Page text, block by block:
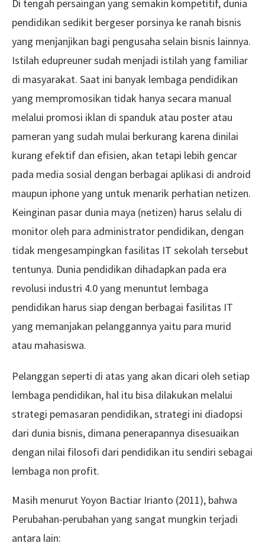
Di tengah persaingan yang semakin kompetitif, dunia
pendidikan sedikit bergeser porsinya ke ranah bisnis
yang menjanjikan bagi pengusaha selain bisnis lainnya.
Istilah edupreuner sudah menjadi istilah yang familiar
di masyarakat. Saat ini banyak lembaga pendidikan
yang mempromosikan tidak hanya secara manual
melalui promosi iklan di spanduk atau poster atau
pameran yang sudah mulai berkurang karena dinilai
kurang efektif dan efisien, akan tetapi lebih gencar
pada media sosial dengan berbagai aplikasi di android
maupun iphone yang untuk menarik perhatian netizen.
Keinginan pasar dunia maya (netizen) harus selalu di
monitor oleh para administrator pendidikan, dengan
tidak mengesampingkan fasilitas IT sekolah tersebut
tentunya. Dunia pendidikan dihadapkan pada era
revolusi industri 4.0 yang menuntut lembaga
pendidikan harus siap dengan berbagai fasilitas IT
yang memanjakan pelanggannya yaitu para murid
atau mahasiswa.
Pelanggan seperti di atas yang akan dicari oleh setiap
lembaga pendidikan, hal itu bisa dilakukan melalui
strategi pemasaran pendidikan, strategi ini diadopsi
dari dunia bisnis, dimana penerapannya disesuaikan
dengan nilai filosofi dari pendidikan itu sendiri sebagai
lembaga non profit.
Masih menurut Yoyon Bactiar Irianto (2011), bahwa
Perubahan-perubahan yang sangat mungkin terjadi
antara lain: